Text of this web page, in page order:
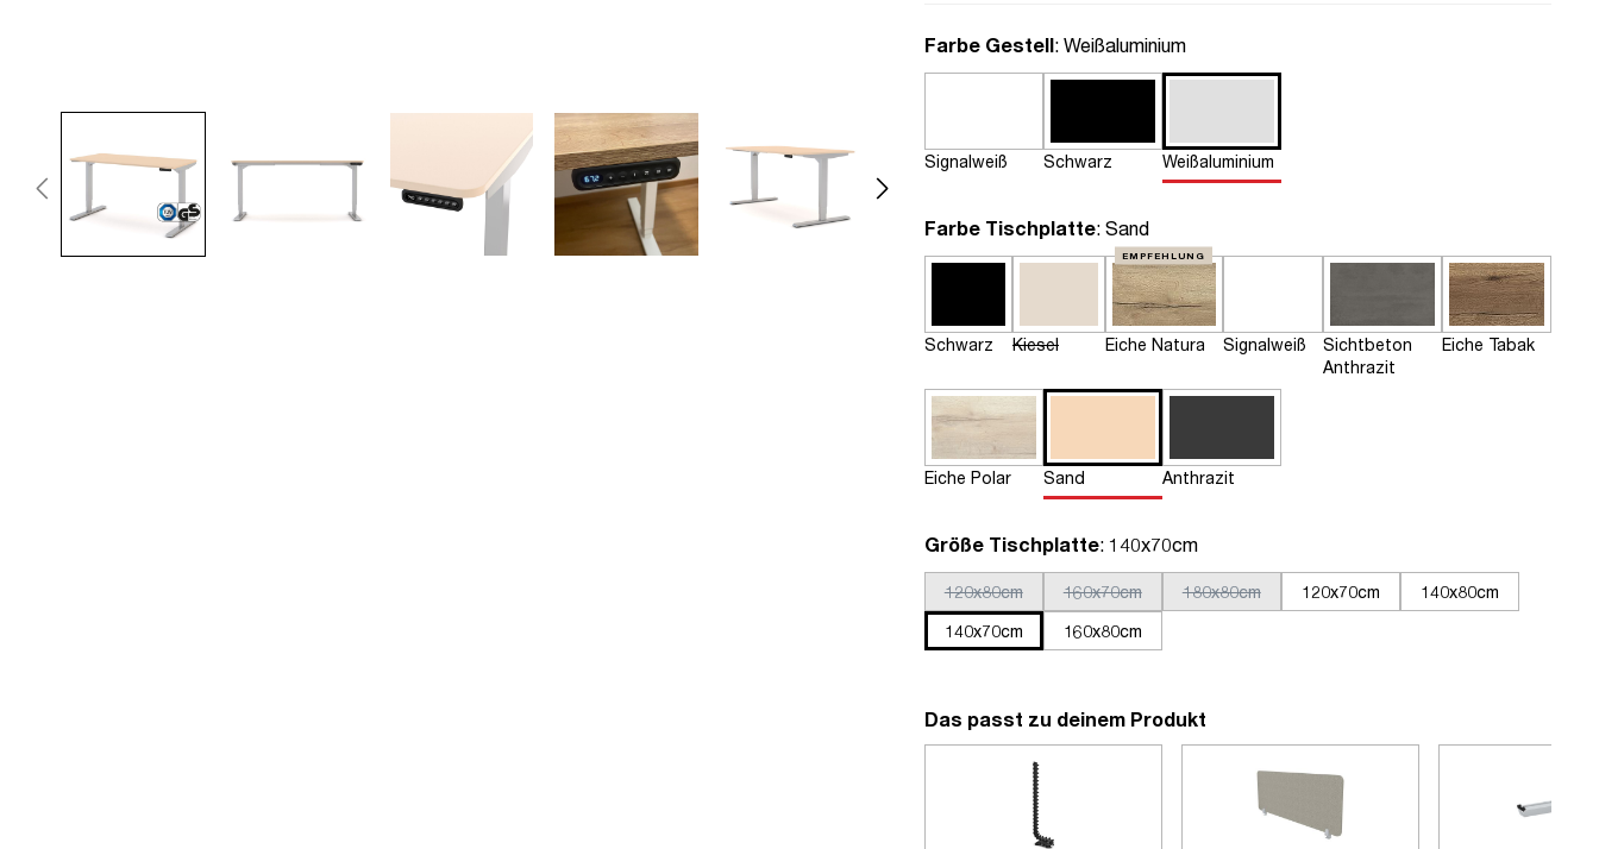
Farbe Gestellauswählen
: Weißaluminium
Signalweiß Schwarz Weißaluminium
Farbe Tischplatteauswählen
: Sand
Schwarz Kiesel Eiche Natura
EMPFEHLUNG
Signalweiß
Sichtbeton
Anthrazit
Eiche Tabak
Eiche Polar Sand Anthrazit
Größe Tischplatteauswählen
: 140x70cm
120x80cm 160x70cm 180x80cm 120x70cm
140x80cm
140x70cm
160x80cm
Das passt zu deinem Produkt